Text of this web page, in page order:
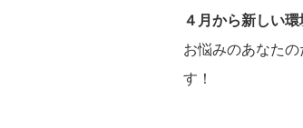
４月から新しい
お悩みのあなた
す！